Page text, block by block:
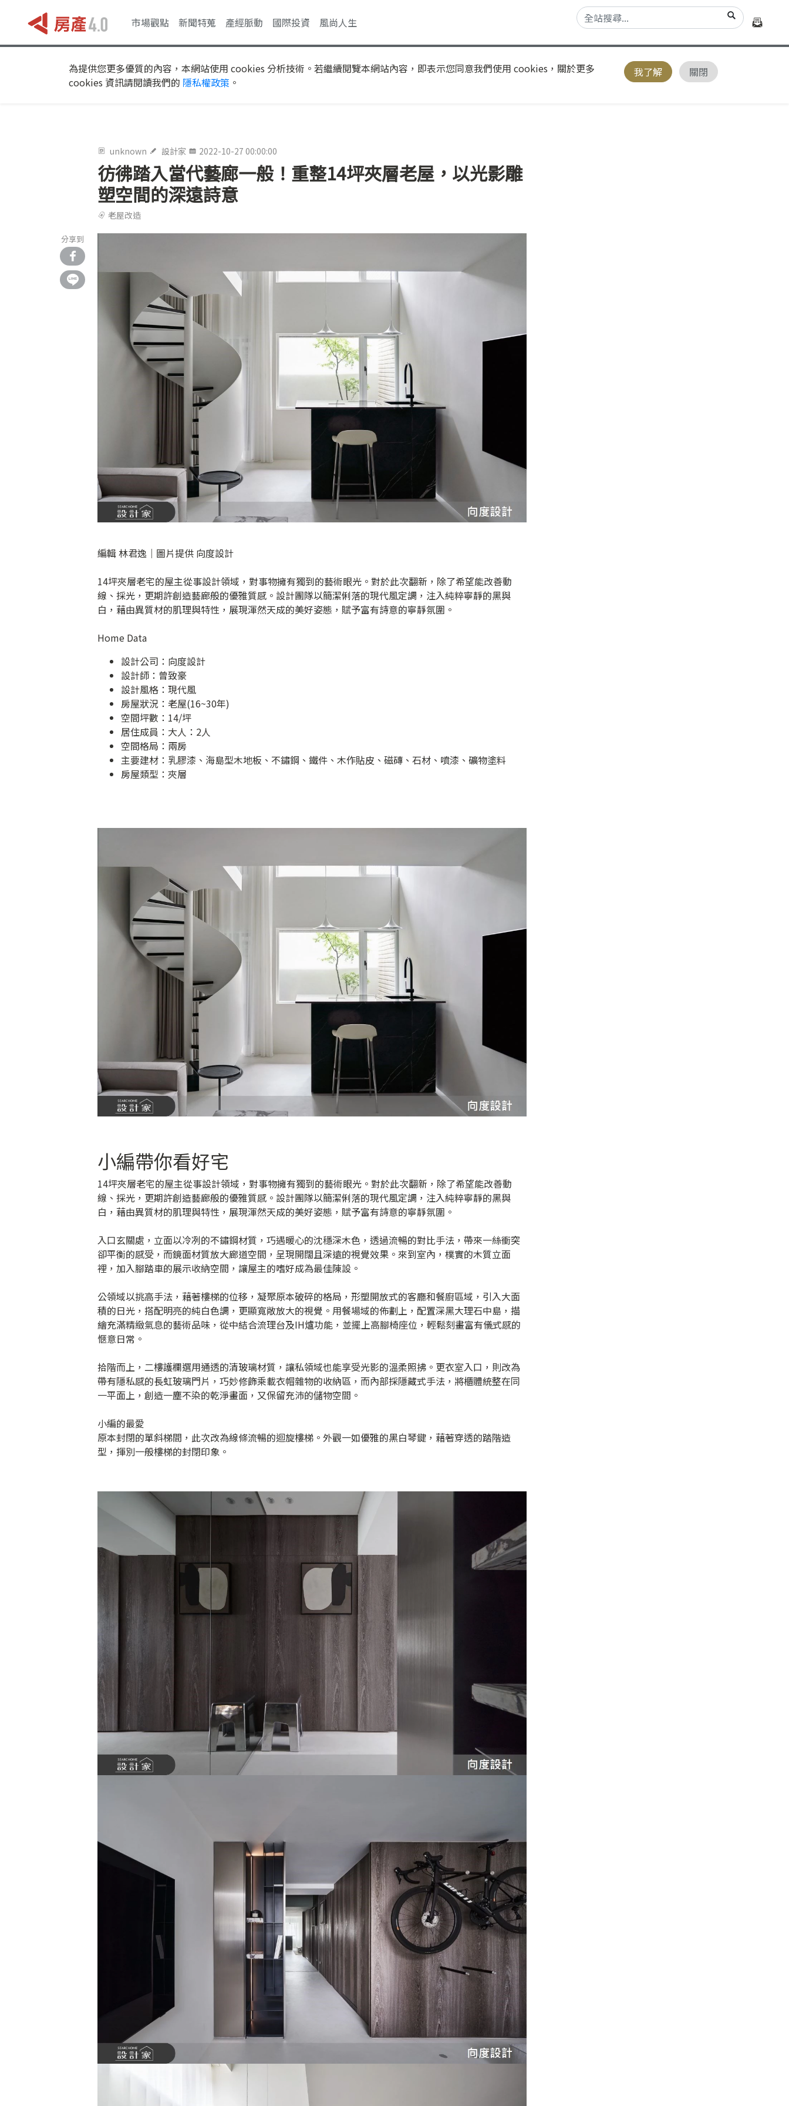
市場觀點 新聞特蒐 產經脈動 國際投資 風尚人生
為提供您更多優質的內容，本網站使用 cookies 分析技術。若繼續閱覽本網站內容，即表示您同意我們使用 cookies，關於更多
cookies 資訊請閱讀我們的 隱私權政策 。
我了解 關閉
unknown 設計家 2022-10-27 00:00:00
彷彿踏入當代藝廊一般！重整14坪夾層老屋，以光影雕
塑空間的深遠詩意
老屋改造
分享到
編輯 林君逸｜圖片提供 向度設計
14坪夾層老宅的屋主從事設計領域，對事物擁有獨到的藝術眼光。對於此次翻新，除了希望能改善動
線、採光，更期許創造藝廊般的優雅質感。設計團隊以簡潔俐落的現代風定調，注入純粹寧靜的黑與
白，藉由異質材的肌理與特性，展現渾然天成的美好姿態，賦予富有詩意的寧靜氛圍。
Home Data
設計公司： 向度設計
設計師：曾致豪
設計風格：現代風
房屋狀況：老屋(16~30年)
空間坪數：14/坪
居住成員：大人：2人
空間格局：兩房
主要建材：乳膠漆、海島型木地板、不鏽鋼、鐵件、木作貼皮、磁磚、石材、噴漆、礦物塗料
房屋類型：夾層
小編帶你看好宅
14坪夾層老宅的屋主從事設計領域，對事物擁有獨到的藝術眼光。對於此次翻新，除了希望能改善動
線、採光，更期許創造藝廊般的優雅質感。設計團隊以簡潔俐落的現代風定調，注入純粹寧靜的黑與
白，藉由異質材的肌理與特性，展現渾然天成的美好姿態，賦予富有詩意的寧靜氛圍。
入口玄關處，立面以冷冽的不鏽鋼材質，巧遇暖心的沈穩深木色，透過流暢的對比手法，帶來一絲衝突
卻平衡的感受，而鏡面材質放大廊道空間，呈現開闊且深遠的視覺效果。來到室內，樸實的木質立面
裡，加入腳踏車的展示收納空間，讓屋主的嗜好成為最佳陳設。
公領域以挑高手法，藉著樓梯的位移，凝聚原本破碎的格局，形塑開放式的客廳和餐廚區域，引入大面
積的日光，搭配明亮的純白色調，更顯寬敞放大的視覺。用餐場域的佈劃上，配置深黑大理石中島，描
繪充滿精緻氣息的藝術品味，從中結合流理台及IH爐功能，並擺上高腳椅座位，輕鬆刻畫富有儀式感的
愜意日常。
拾階而上，二樓護欄選用通透的清玻璃材質，讓私領域也能享受光影的溫柔照拂。更衣室入口，則改為
帶有隱私感的長虹玻璃門片，巧妙修飾乘載衣帽雜物的收納區，而內部採隱藏式手法，將櫃體統整在同
一平面上，創造一塵不染的乾淨畫面，又保留充沛的儲物空間。
小編的最愛
原本封閉的單斜梯間，此次改為線條流暢的迴旋樓梯。外觀一如優雅的黑白琴鍵，藉著穿透的踏階造
型，揮別一般樓梯的封閉印象。